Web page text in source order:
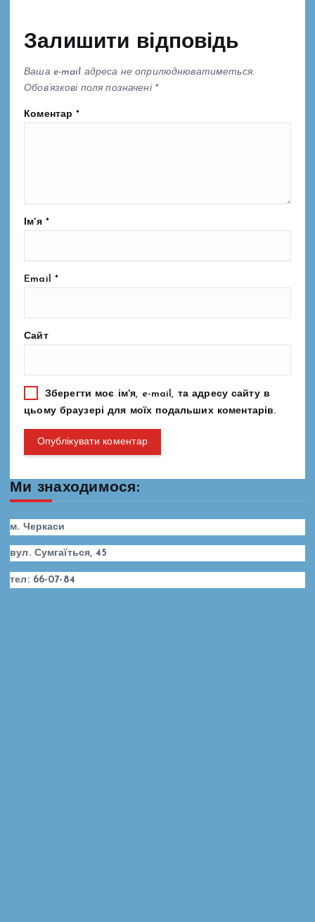
Залишити відповідь
Ваша e-mail адреса не оприлюднюватиметься.
Обов’язкові поля позначені *
Коментар*
Ім'я *
Email *
Сайт
Зберегти моє ім'я, e-mail, та адресу сайту в
цьому браузері для моїх подальших коментарів.
Ми знаходимося:
м. Черкаси
вул. Сумгаїться, 45
тел: 66-07-84